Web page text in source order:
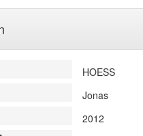
HOESS
Jonas
2012